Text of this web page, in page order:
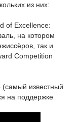
из них:
of Excellence:
на котором
так и
Competition
(самый известный
на поддержке